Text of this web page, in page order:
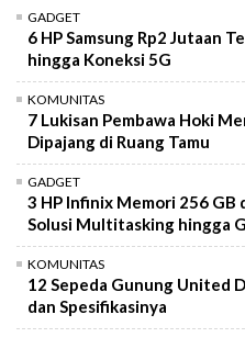
GADGET
6 HP Samsung Rp2 Jutaan
hingga Koneksi 5G
KOMUNITAS
7 Lukisan Pembawa Hoki
Dipajang di Ruang Tamu
GADGET
3 HP Infinix Memori 256 GB
Solusi Multitasking hingga
KOMUNITAS
12 Sepeda Gunung United
dan Spesifikasinya